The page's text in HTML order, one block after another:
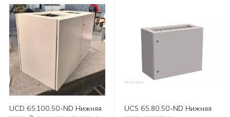
UCD 65.100.50-ND Нижняя
UCS 65.80.50-ND Нижняя